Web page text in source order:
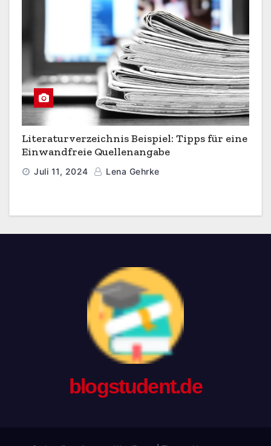
Literaturverzeichnis Beispiel: Tipps für eine
Einwandfreie Quellenangabe
Juli 11, 2024 Lena Gehrke
blogstudent.de